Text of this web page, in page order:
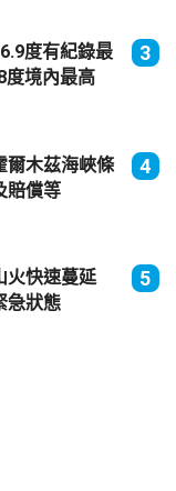
度有紀錄最
境內最高
3
爾木茲海峽條
償等
4
火快速蔓延
急狀態
5